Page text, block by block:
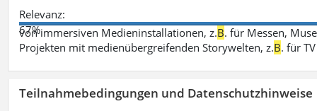
Relevanz:
67%
von immersiven Medieninstallationen, z.B. für Messen,
Projekten mit medienübergreifenden Storywelten, z.B. für
Teilnahmebedingungen und Datenschutzhinweise